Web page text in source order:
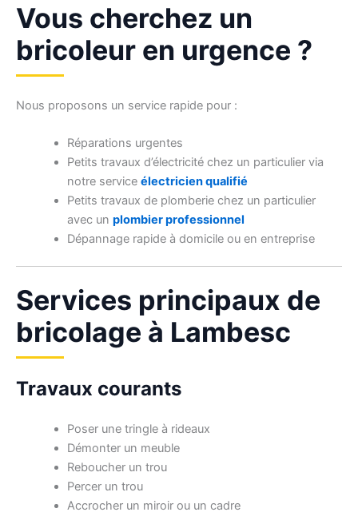
Vous cherchez un
bricoleur en urgence ?
Nous proposons un service rapide pour :
Réparations urgentes
Petits travaux d’électricité chez un particulier via
notre service électricien qualifié
Petits travaux de plomberie chez un particulier
avec un plombier professionnel
Dépannage rapide à domicile ou en entreprise
Services principaux de
bricolage à Lambesc
Travaux courants
Poser une tringle à rideaux
Démonter un meuble
Reboucher un trou
Percer un trou
Accrocher un miroir ou un cadre